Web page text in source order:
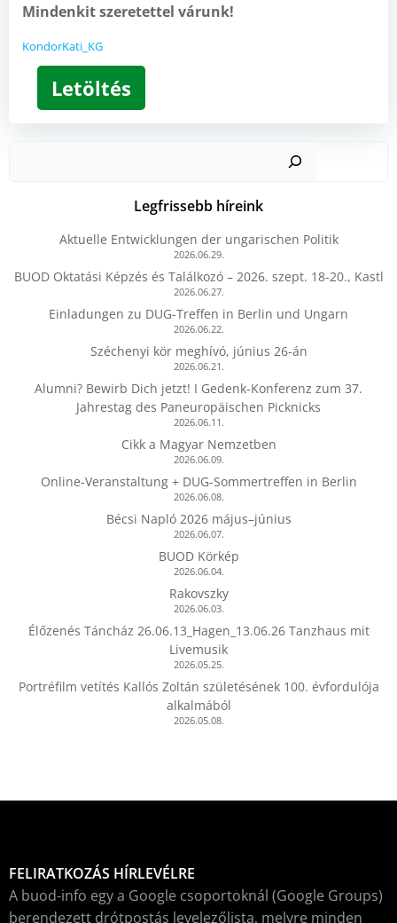
Mindenkit szeretettel várunk!
KondorKati_KG
Letöltés
Legfrissebb híreink
Aktuelle Entwicklungen der ungarischen Politik
2026.06.29.
BUOD Oktatási Képzés és Találkozó – 2026. szept. 18-20., Kastl
2026.06.27.
Einladungen zu DUG-Treffen in Berlin und Ungarn
2026.06.22.
Széchenyi kör meghívó, június 26-án
2026.06.21.
Alumni? Bewirb Dich jetzt! I Gedenk-Konferenz zum 37.
Jahrestag des Paneuropäischen Picknicks
2026.06.11.
Cikk a Magyar Nemzetben
2026.06.09.
Online-Veranstaltung + DUG-Sommertreffen in Berlin
2026.06.08.
Bécsi Napló 2026 május–június
2026.06.07.
BUOD Körkép
2026.06.04.
Rakovszky
2026.06.03.
Élőzenés Táncház 26.06.13_Hagen_13.06.26 Tanzhaus mit
Livemusik
2026.05.25.
Portréfilm vetítés Kallós Zoltán születésének 100. évfordulója
alkalmából
2026.05.08.
FELIRATKOZÁS HÍRLEVÉLRE
A buod-info egy a Google csoportoknál (Google Groups)
berendezett drótpostás levelezőlista, melyre minden